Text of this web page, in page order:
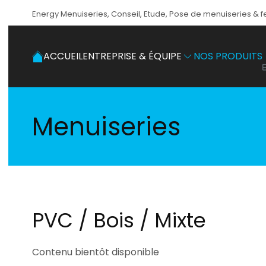
Energy Menuiseries, Conseil, Etude, Pose de menuiseries &
ACCUEILENTREPRISE & ÉQUIPE NOS PRODUITS
Menuiseries
PVC / Bois / Mixte
Contenu bientôt disponible